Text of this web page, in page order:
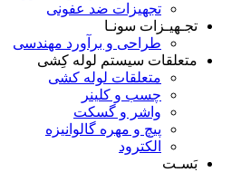
تجهیزات ضد عفونی
تجـهیـزات سونـا
طراحی و برآورد مهندسی
متعلقات سیستم لوله کِشی
متعلقات لوله کشی
چسب و کلینر
واشر و گسکت
پیچ و مهره گالوانیزه
الکترود
بَسـت